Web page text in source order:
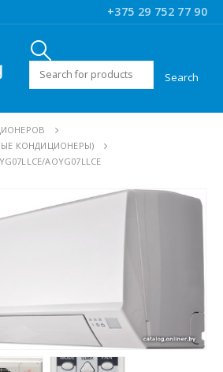
+375 29 752 77 90
Искать:
КОНДИЦИОНЕРЫ)
AOYG07LLCE